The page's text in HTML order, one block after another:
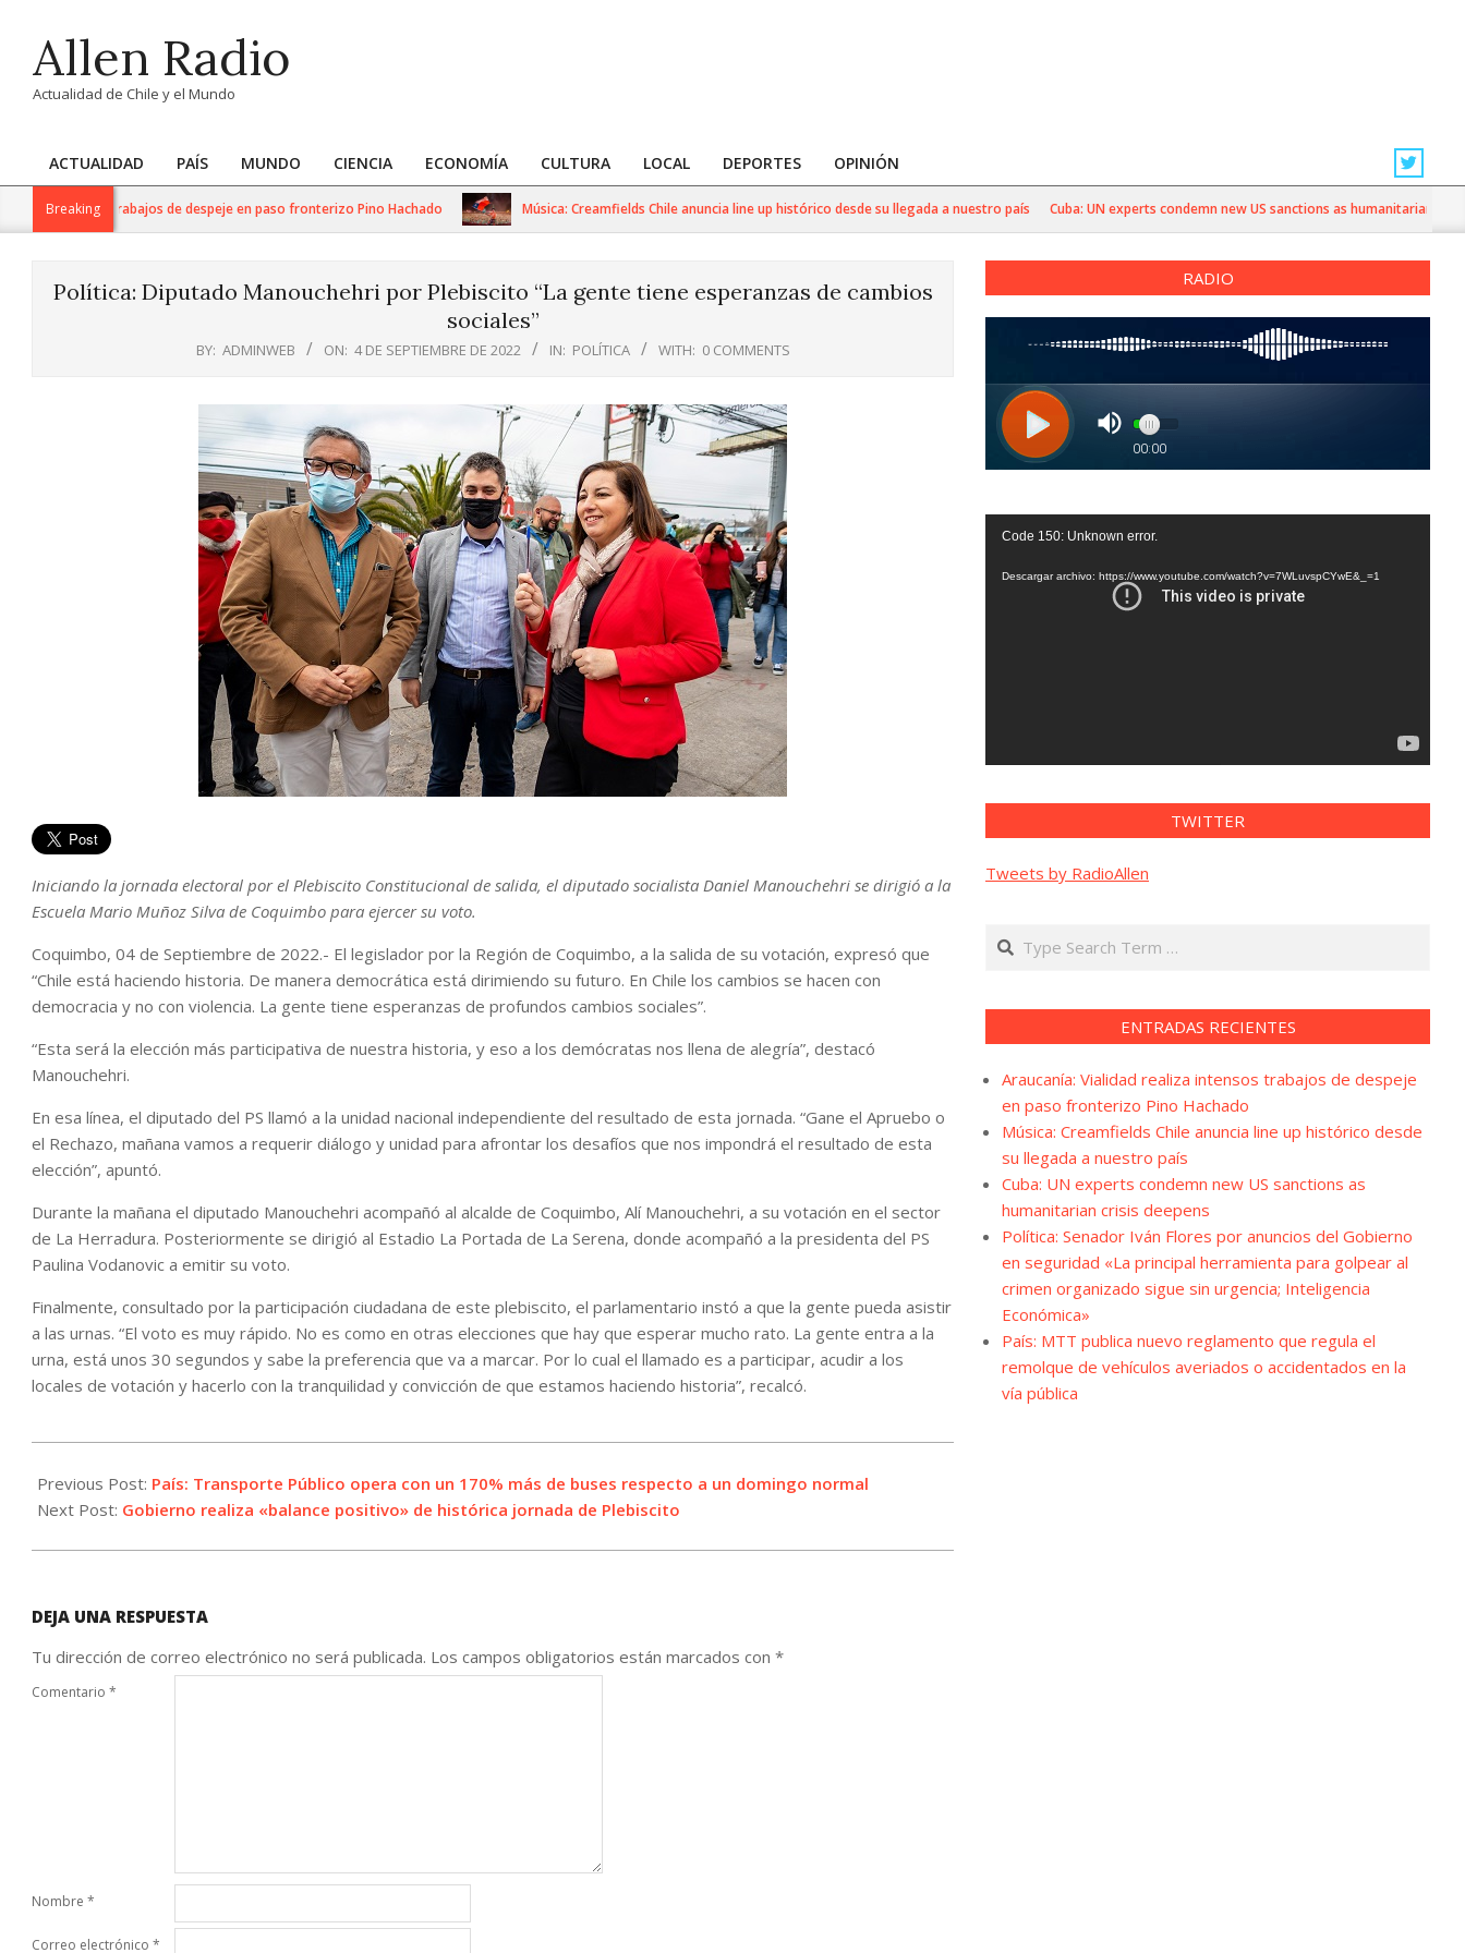
contentAllen Radio
Actualidad de Chile y el Mundo
Primary
Navigation
ACTUALIDAD PAÍS MUNDO CIENCIA ECONOMÍA CULTURA LOCAL DEPORTES OPINIÓN
Breaking
intensos trabajos de despeje en paso fronterizo Pino Hachado Música: Creamfields Chile anuncia line up histórico desde su llegada a nuestro país Cuba: UN experts condemn new US sanctions as humanitarian crisis
Política: Diputado Manouchehri por Plebiscito “La gente tiene esperanzas de cambios
sociales”
BY: ADMINWEB ON: 4 DE SEPTIEMBRE DE 2022 IN: POLÍTICA WITH: 0 COMMENTS
Iniciando la jornada electoral por el Plebiscito Constitucional de salida, el diputado socialista Daniel Manouchehri se dirigió a la
Escuela Mario Muñoz Silva de Coquimbo para ejercer su voto.
Coquimbo, 04 de Septiembre de 2022.- El legislador por la Región de Coquimbo, a la salida de su votación, expresó que
“Chile está haciendo historia. De manera democrática está dirimiendo su futuro. En Chile los cambios se hacen con
democracia y no con violencia. La gente tiene esperanzas de profundos cambios sociales”.
“Esta será la elección más participativa de nuestra historia, y eso a los demócratas nos llena de alegría”, destacó
Manouchehri.
En esa línea, el diputado del PS llamó a la unidad nacional independiente del resultado de esta jornada. “Gane el Apruebo o
el Rechazo, mañana vamos a requerir diálogo y unidad para afrontar los desafíos que nos impondrá el resultado de esta
elección”, apuntó.
Durante la mañana el diputado Manouchehri acompañó al alcalde de Coquimbo, Alí Manouchehri, a su votación en el sector
de La Herradura. Posteriormente se dirigió al Estadio La Portada de La Serena, donde acompañó a la presidenta del PS
Paulina Vodanovic a emitir su voto.
Finalmente, consultado por la participación ciudadana de este plebiscito, el parlamentario instó a que la gente pueda asistir
a las urnas. “El voto es muy rápido. No es como en otras elecciones que hay que esperar mucho rato. La gente entra a la
urna, está unos 30 segundos y sabe la preferencia que va a marcar. Por lo cual el llamado es a participar, acudir a los
locales de votación y hacerlo con la tranquilidad y convicción de que estamos haciendo historia”, recalcó.
09-
04
Previous Post: País: Transporte Público opera con un 170% más de buses respecto a un domingo normal
Next Post: Gobierno realiza «balance positivo» de histórica jornada de Plebiscito
DEJA UNA RESPUESTA
Tu dirección de correo electrónico no será publicada. Los campos obligatorios están marcados con *
Comentario *
Nombre *
Correo electrónico *
RADIO
Reproductor
vídeo
Code 150: Unknown error.
Descargar archivo: https://www.youtube.com/watch?v=7WLuvspCYwE&_=1
TWITTER
Tweets by RadioAllen
Search
ENTRADAS RECIENTES
Araucanía: Vialidad realiza intensos trabajos de despeje
en paso fronterizo Pino Hachado
Música: Creamfields Chile anuncia line up histórico desde
su llegada a nuestro país
Cuba: UN experts condemn new US sanctions as
humanitarian crisis deepens
Política: Senador Iván Flores por anuncios del Gobierno
en seguridad «La principal herramienta para golpear al
crimen organizado sigue sin urgencia; Inteligencia
Económica»
País: MTT publica nuevo reglamento que regula el
remolque de vehículos averiados o accidentados en la
vía pública